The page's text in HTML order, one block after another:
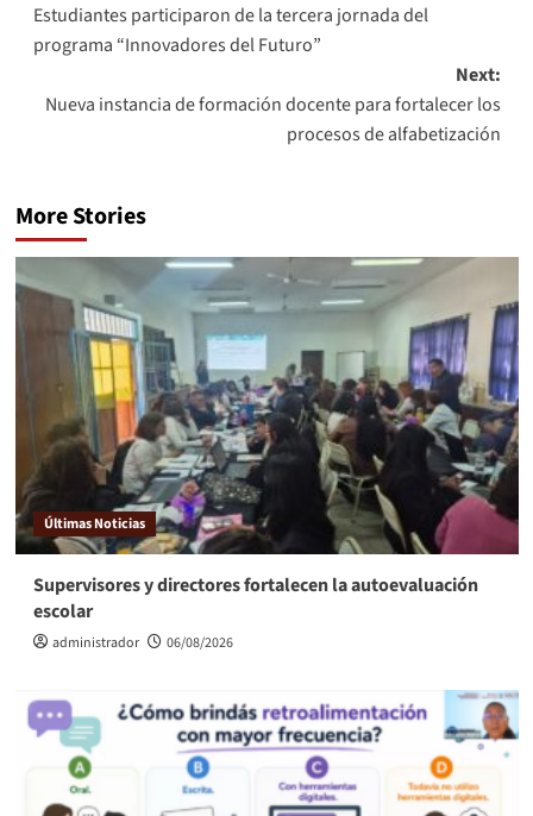
Estudiantes participaron de la tercera jornada del
programa “Innovadores del Futuro”
Next:
Nueva instancia de formación docente para fortalecer los
procesos de alfabetización
More Stories
Últimas Noticias
Supervisores y directores fortalecen la autoevaluación
escolar
administrador 06/08/2026